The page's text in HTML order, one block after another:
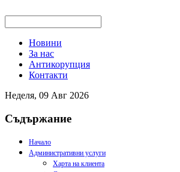
Новини
За нас
Антикорупция
Контакти
Неделя, 09 Авг 2026
Съдържание
Начало
Административни услуги
Харта на клиента